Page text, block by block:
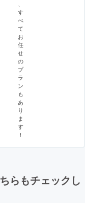
す
べ
て
お
任
せ
の
プ
ラ
ン
も
あ
り
ま
す
！
らもチェックし